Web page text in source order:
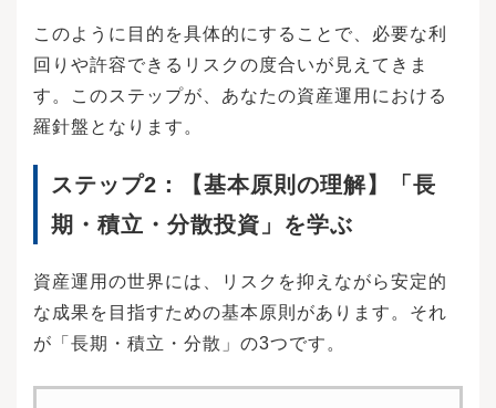
このように目的を具体的にすることで、必要な利
回りや許容できるリスクの度合いが見えてきま
す。このステップが、あなたの資産運用における
羅針盤となります。
ステップ2：【基本原則の理解】「長
期・積立・分散投資」を学ぶ
資産運用の世界には、リスクを抑えながら安定的
な成果を目指すための基本原則があります。それ
が「長期・積立・分散」の3つです。